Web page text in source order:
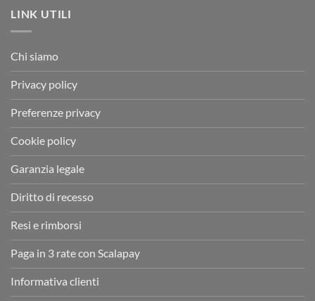
LINK UTILI
Chi siamo
Privacy policy
Preferenze privacy
Cookie policy
Garanzia legale
Diritto di recesso
Resi e rimborsi
Paga in 3 rate con Scalapay
Informativa clienti